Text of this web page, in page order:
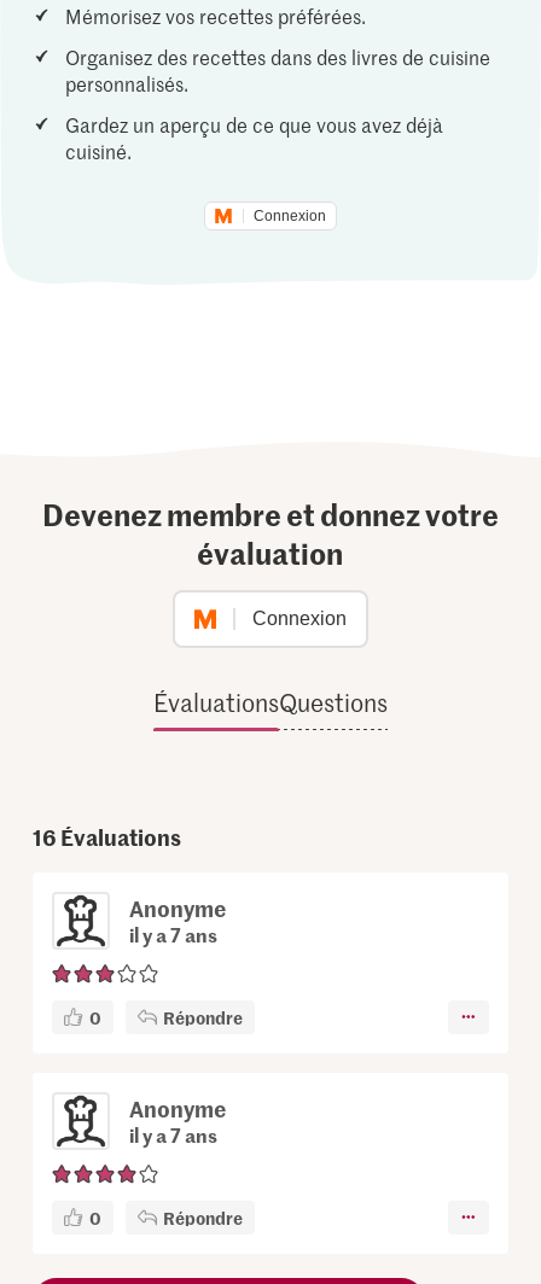
Mémorisez vos recettes préférées.
Organisez des recettes dans des livres de cuisine
personnalisés.
Gardez un aperçu de ce que vous avez déjà
cuisiné.
Connexion
Devenez membre et donnez votre
évaluation
Connexion
ÉvaluationsQuestions
16 Évaluations
Anonyme
il y a 7 ans
0 Répondre
Anonyme
il y a 7 ans
0 Répondre